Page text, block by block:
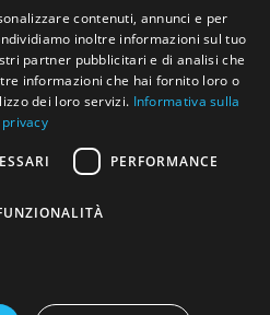
Elettronica
PAI
contenuti, annunci e per
inoltre informazioni sul tuo
partner pubblicitari e di analisi che
informazioni che hai fornito loro o
dei loro servizi. Informativa sulla
privacy
PERFORMANCE